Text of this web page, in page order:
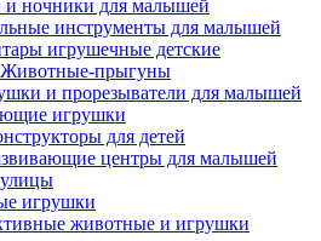
ночники для малышей
инструменты для малышей
игрушечные детские
прыгуны
и прорезыватели для малышей
игрушки
для детей
центры для малышей
игрушки
животные и игрушки